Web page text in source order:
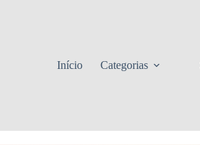
Início
Categorias